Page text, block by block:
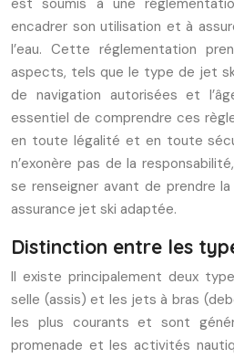
est soumis à une
encadrer son utilisation et à
l’eau. Cette réglementation
aspects, tels que le type de jet
de navigation autorisées et
essentiel de comprendre ces
en toute légalité et en toute
n’exonère pas de la
se renseigner avant de prendre
assurance jet ski adaptée.
Distinction entre les
Il existe principalement deux
selle (assis) et les jets à bras
les plus courants et sont
promenade et les activités